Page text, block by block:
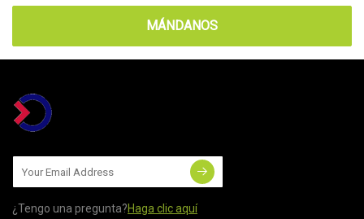
MÁNDANOS
¿Tengo una pregunta?Haga clic aquí